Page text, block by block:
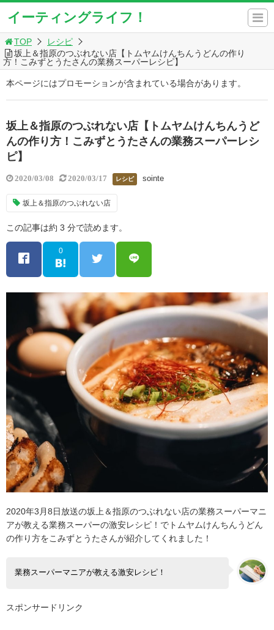
イーティングライフ！
TOP
レシピ
坂上＆指原のつぶれない店【トムヤムけんちんうどんの作り
方！こみずとうたさんの業務スーパーレシピ】
本ページにはプロモーションが含まれている場合があります。
坂上＆指原のつぶれない店【トムヤムけんちんうど
んの作り方！こみずとうたさんの業務スーパーレシ
ピ】
2020/03/08 2020/03/17 レシピ sointe
坂上＆指原のつぶれない店
この記事は約 3 分で読めます。
0
2020年3月8日放送の坂上＆指原のつぶれない店の業務スーパーマニ
アが教える業務スーパーの激安レシピ！でトムヤムけんちんうどん
の作り方をこみずとうたさんが紹介してくれました！
業務スーパーマニアが教える激安レシピ！
スポンサードリンク